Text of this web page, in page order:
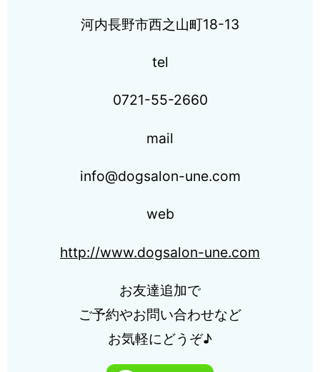
河内長野市西之山町18-13
tel
0721-55-2660
mail
info@dogsalon-une.com
web
http://www.dogsalon-une.com
お友達追加で
ご予約やお問い合わせなど
お気軽にどうぞ♪